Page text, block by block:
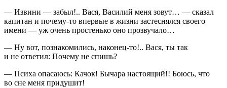
— Извини — забыл!.. Вася, Василий меня зовут… — сказал
капитан и почему-то впервые в жизни застеснялся своего
имени — уж очень простенько оно прозвучало…
— Ну вот, познакомились, наконец-то!.. Вася, ты так
и не ответил: Почему не спишь?
— Психа опасаюсь: Качок! Бычара настоящий!! Боюсь, что
во сне меня придушит!